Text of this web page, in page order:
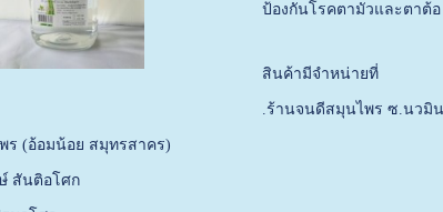
ป้องกันโรคตามัวและตาต้
สินค้ามีจำหน่ายที่
.ร้านจนดีสมุนไพร ซ.นวมิ
ร (อ้อมน้อย สมุทรสาคร)
สันติอโศก